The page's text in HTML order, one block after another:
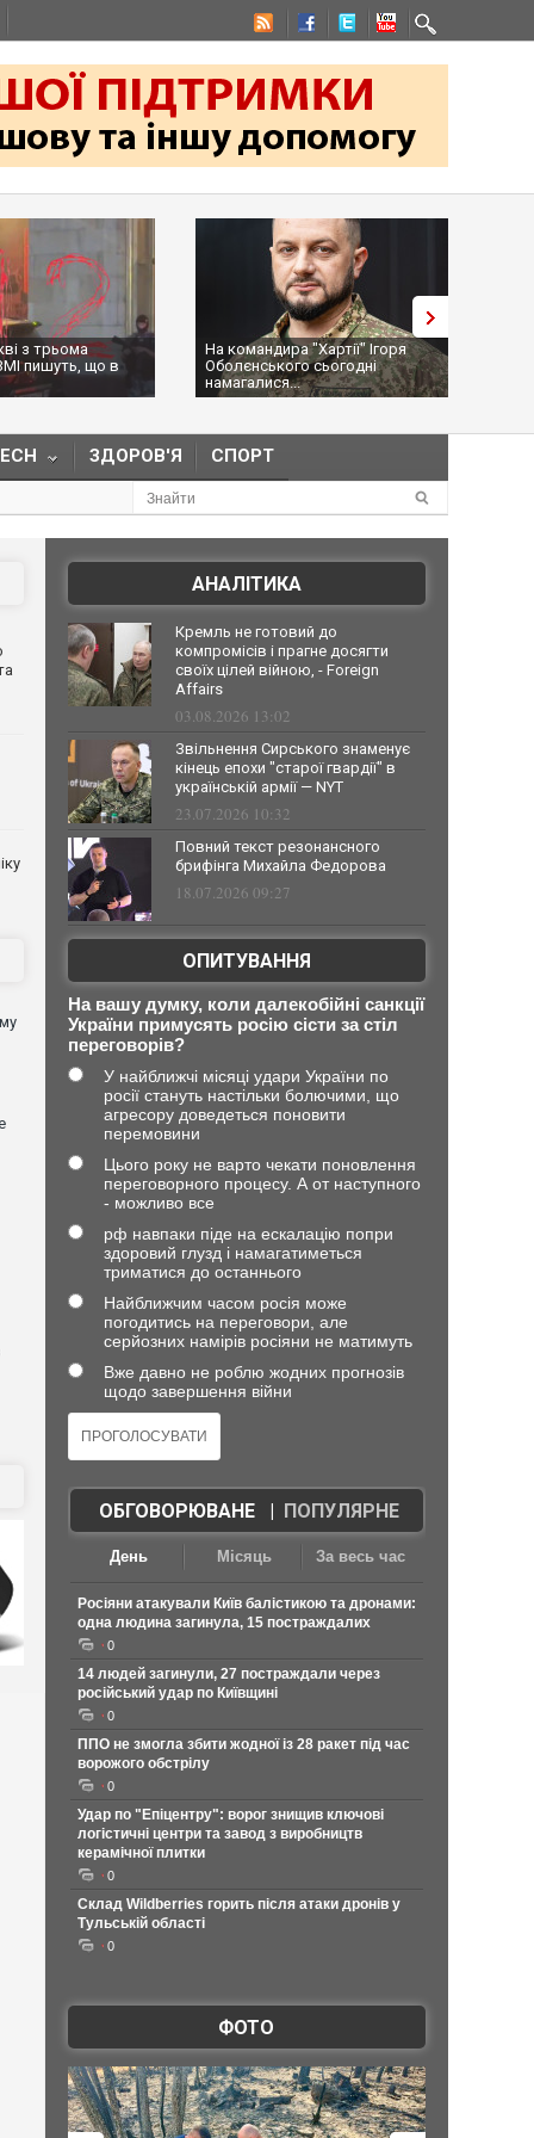
На командира "Хартії" Ігоря
Оболєнського сьогодні
Трамп засумнівався щодо
дозволу Україні виробляти
ракети Pat...
ЗДОРОВ'Я СПОРТ
АНАЛІТИКА
Кремль не готовий до
компромісів і прагне досягти
своїх цілей війною, - Foreign
Affairs
03.08.2026 13:02
Звільнення Сирського знаменує
кінець епохи "старої гвардії" в
українській армії — NYT
23.07.2026 10:32
Повний текст резонансного
брифінга Михайла Федорова
18.07.2026 09:27
ОПИТУВАННЯ
На вашу думку, коли далекобійні санкції
України примусять росію сісти за стіл
переговорів?
У найближчі місяці удари України по
росії стануть настільки болючими, що
агресору доведеться поновити
перемовини
Цього року не варто чекати поновлення
переговорного процесу. А от наступного
- можливо все
рф навпаки піде на ескалацію попри
здоровий глузд і намагатиметься
триматися до останнього
Найближчим часом росія може
погодитись на переговори, але
серйозних намірів росіяни не матимуть
Вже давно не роблю жодних прогнозів
щодо завершення війни
ОБГОВОРЮВАНЕ| ПОПУЛЯРНЕ
День Місяць За весь час
Росіяни атакували Київ балістикою та дронами:
одна людина загинула, 15 постраждалих
0
14 людей загинули, 27 постраждали через
російський удар по Київщині
0
ППО не змогла збити жодної із 28 ракет під час
ворожого обстрілу
0
Удар по "Епіцентру": ворог знищив ключові
логістичні центри та завод з виробництв
керамічної плитки
0
Склад Wildberries горить після атаки дронів у
Тульській області
0
ФОТО